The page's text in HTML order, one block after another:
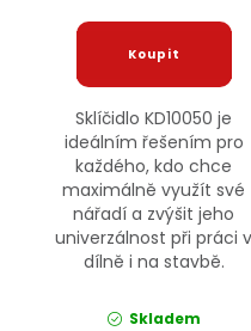
Sklíčidlo KD10050 je
ideálním řešením pro
každého, kdo chce
maximálně využít své
nářadí a zvýšit jeho
univerzálnost při práci v
dílně i na stavbě.
Skladem